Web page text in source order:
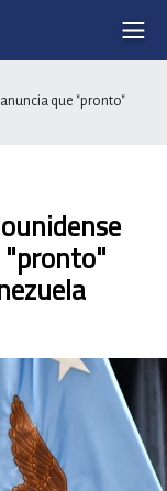
que "pronto"
"pronto"